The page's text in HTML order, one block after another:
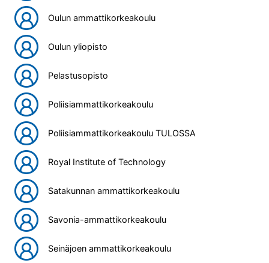
Oulun ammattikorkeakoulu
Oulun yliopisto
Pelastusopisto
Poliisiammattikorkeakoulu
Poliisiammattikorkeakoulu TULOSSA
Royal Institute of Technology
Satakunnan ammattikorkeakoulu
Savonia-ammattikorkeakoulu
Seinäjoen ammattikorkeakoulu